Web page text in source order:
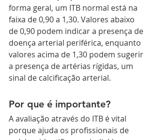
forma geral, um ITB normal está na
faixa de 0,90 a 1,30. Valores abaixo
de 0,90 podem indicar a presença de
doença arterial periférica, enquanto
valores acima de 1,30 podem sugerir
a presença de artérias rígidas, um
sinal de calcificação arterial.
Por que é importante?
A avaliação através do ITB é vital
porque ajuda os profissionais de